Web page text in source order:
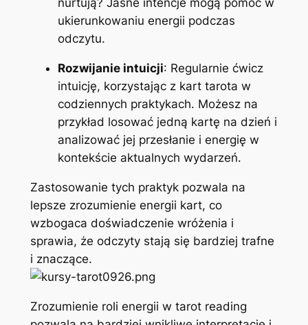
nurtują? Jasne intencje mogą pomóc w
ukierunkowaniu energii podczas
odczytu.
Rozwijanie intuicji: Regularnie ćwicz
intuicję, korzystając z kart tarota w
codziennych praktykach. Możesz na
przykład losować jedną kartę na dzień i
analizować jej przesłanie i energię w
kontekście aktualnych wydarzeń.
Zastosowanie tych praktyk pozwala na
lepsze zrozumienie energii kart, co
wzbogaca doświadczenie wróżenia i
sprawia, że odczyty stają się bardziej trafne
i znaczące.
Zrozumienie roli energii w tarot reading